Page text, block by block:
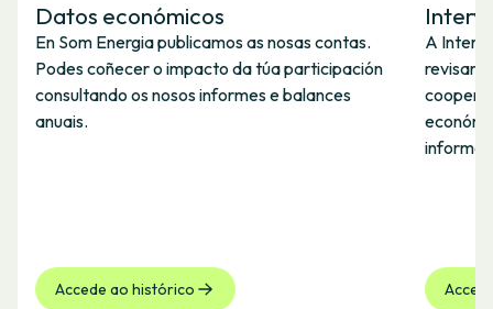
Datos económicos
En Som Energia publicamos as nosas contas.
Podes coñecer o impacto da túa participación
consultando os nosos informes e balances
anuais.
Accede ao histórico
A
revisar